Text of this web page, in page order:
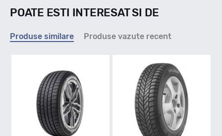
Indice viteza
Indice greutate
POATE ESTI INTERESAT SI DE
Produse similare Produse vazute recent